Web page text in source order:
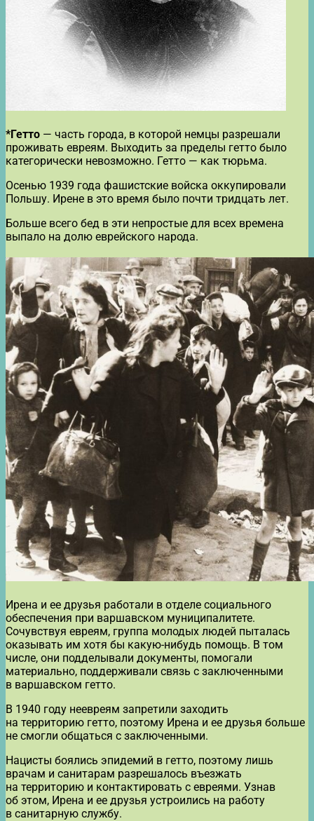
*Гетто — часть города, в которой немцы разрешали
проживать евреям. Выходить за пределы гетто было
категорически невозможно. Гетто — как тюрьма.
Осенью 1939 года фашистские войска оккупировали
Польшу. Ирене в это время было почти тридцать лет.
Больше всего бед в эти непростые для всех времена
выпало на долю еврейского народа.
Ирена и ее друзья работали в отделе социального
обеспечения при варшавском муниципалитете.
Сочувствуя евреям, группа молодых людей пыталась
оказывать им хотя бы какую-нибудь помощь. В том
числе, они подделывали документы, помогали
материально, поддерживали связь с заключенными
в варшавском гетто.
В 1940 году неевреям запретили заходить
на территорию гетто, поэтому Ирена и ее друзья больше
не смогли общаться с заключенными.
Нацисты боялись эпидемий в гетто, поэтому лишь
врачам и санитарам разрешалось въезжать
на территорию и контактировать с евреями. Узнав
об этом, Ирена и ее друзья устроились на работу
в санитарную службу.